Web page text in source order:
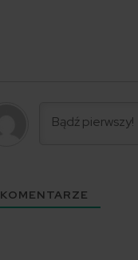
KOMENTARZE